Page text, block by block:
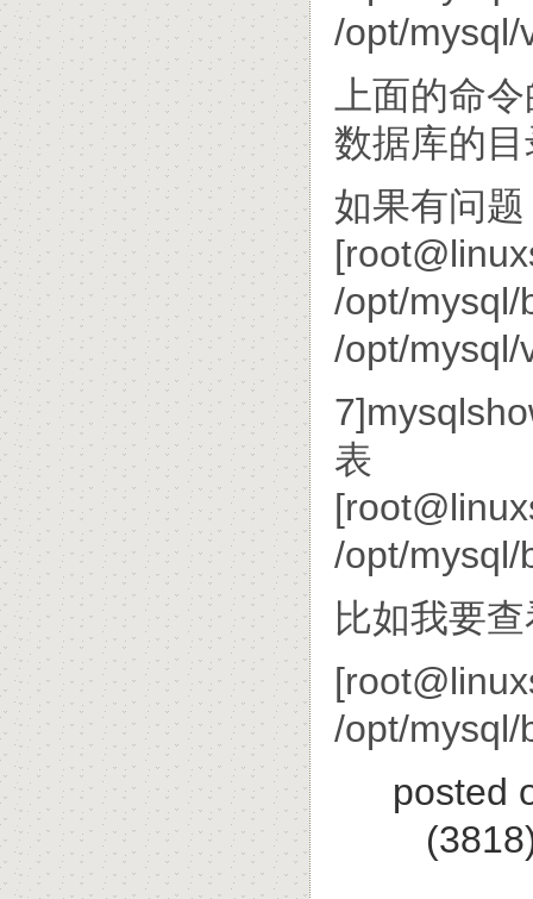
/opt/mysql/
上面的命
数据库的
如果有问
/opt/mysql/
/opt/mysql/
表
/opt/mysql/
比如我要
/opt/mysql/
posted